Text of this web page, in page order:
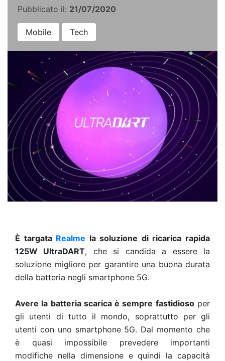
Pubblicato il: 21/07/2020
Mobile Tech
È targata Realme la soluzione di ricarica rapida
125W UltraDART, che si candida a essere la
soluzione migliore per garantire una buona durata
della batteria negli smartphone 5G.
Avere la batteria scarica è sempre fastidiosoper
gli utenti di tutto il mondo, soprattutto per gli
utenti con uno smartphone 5G. Dal momento che
è quasi impossibile prevedere importanti
modifiche nella dimensione e quindi la capacità